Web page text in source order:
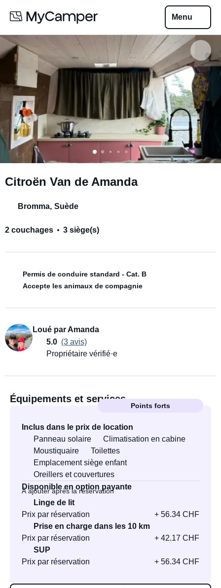
Menu
Citroën Van de Amanda
Bromma, Suède
2 couchages 3 siège(s)
Permis de conduire standard - Cat. B
Accepte les animaux de compagnie
Loué par Amanda
5.0 (3 avis)
Propriétaire vérifié·e
Équipements et services
Points forts
Inclus dans le prix de location
Panneau solaire
Climatisation en cabine
Moustiquaire
Toilettes
Emplacement siège enfant
Oreillers et couvertures
Disponible en option payante
À ajouter après la réservation
Linge de lit
Prix par réservation
+ 56.34 CHF
Prise en charge dans les 10 km
Prix par réservation
+ 42.17 CHF
SUP
Prix par réservation
+ 56.34 CHF